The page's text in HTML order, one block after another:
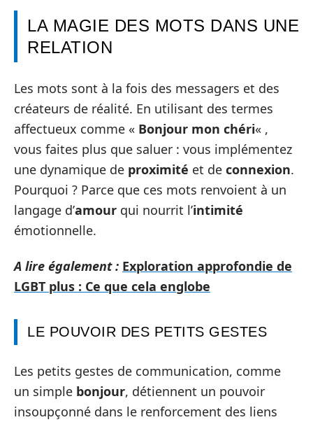
LA MAGIE DES MOTS DANS UNE
RELATION
Les mots sont à la fois des messagers et des
créateurs de réalité. En utilisant des termes
affectueux comme « Bonjour mon chéri« ,
vous faites plus que saluer : vous implémentez
une dynamique de proximité et de connexion.
Pourquoi ? Parce que ces mots renvoient à un
langage d’amour qui nourrit l’intimité
émotionnelle.
A lire également : Exploration approfondie de
LGBT plus : Ce que cela englobe
LE POUVOIR DES PETITS GESTES
Les petits gestes de communication, comme
un simple bonjour, détiennent un pouvoir
insoupçonné dans le renforcement des liens